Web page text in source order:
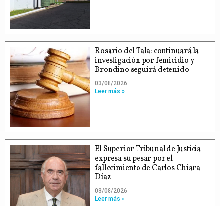
Rosario del Tala: continuará la
investigación por femicidio y
Brondino seguirá detenido
03/08/2026
Leer más »
El Superior Tribunal de Justicia
expresa su pesar por el
fallecimiento de Carlos Chiara
Díaz
03/08/2026
Leer más »